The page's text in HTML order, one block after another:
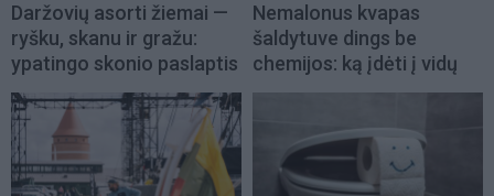
Daržovių asorti žiemai —
ryšku, skanu ir gražu:
ypatingo skonio paslaptis
Nemalonus kvapas
šaldytuve dings be
chemijos: ką įdėti į vidų